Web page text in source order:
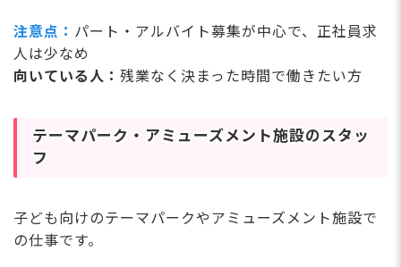
注意点： パート・アルバイト募集が中心で、正社員求
人は少なめ
向いている人： 残業なく決まった時間で働きたい方
テーマパーク・アミューズメント施設のスタッ
フ
子ども向けのテーマパークやアミューズメント施設で
の仕事です。